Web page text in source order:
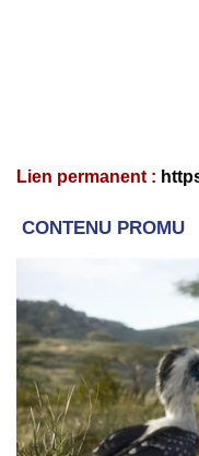
Lien permanent :